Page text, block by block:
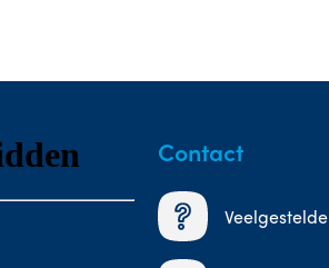
Contact